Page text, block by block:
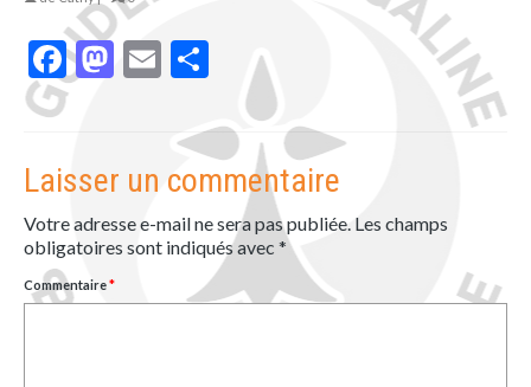
Facebook
Mastodon
EmailPartager
Laisser un commentaire
Votre adresse e-mail ne sera pas publiée. Les champs
obligatoires sont indiqués avec *
Commentaire*